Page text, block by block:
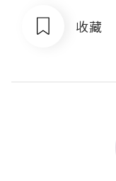
收藏